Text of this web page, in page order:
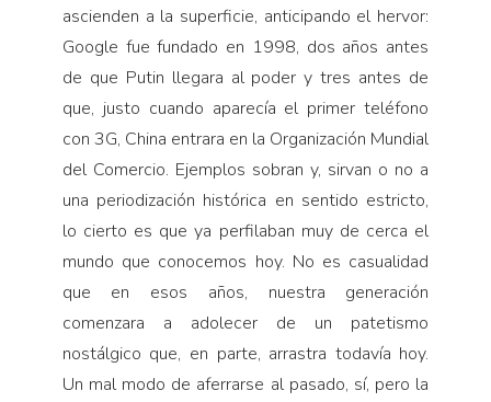
ascienden a la superficie, anticipando el hervor:
Google fue fundado en 1998, dos años antes
de que Putin llegara al poder y tres antes de
que, justo cuando aparecía el primer teléfono
con 3G, China entrara en la Organización Mundial
del Comercio. Ejemplos sobran y, sirvan o no a
una periodización histórica en sentido estricto,
lo cierto es que ya perfilaban muy de cerca el
mundo que conocemos hoy. No es casualidad
que en esos años, nuestra generación
comenzara a adolecer de un patetismo
nostálgico que, en parte, arrastra todavía hoy.
Un mal modo de aferrarse al pasado, sí, pero la